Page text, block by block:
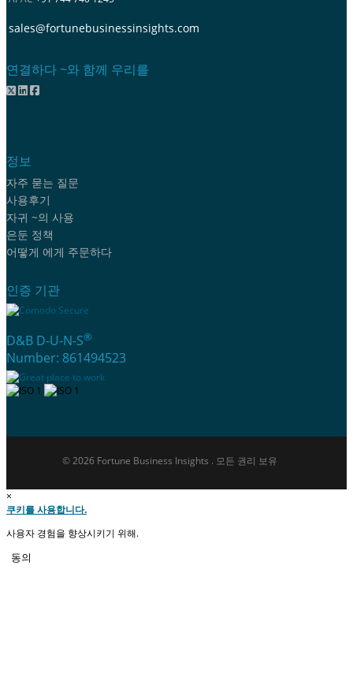
sales@fortunebusinessinsights.com
연결하다 ~와 함께 우리를
정보
자주 묻는 질문
사용후기
자귀 ~의 사용
은둔 정책
어떻게 에게 주문하다
인증 기관
D&B D-U-N-S®
Number: 861494523
© 2026 Fortune Business Insights . 모든 권리 보유
×
쿠키를 사용합니다.
사용자 경험을 향상시키기 위해.
동의